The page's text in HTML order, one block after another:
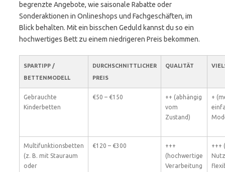
begrenzte Angebote, wie saisonale Rabatte oder
Sonderaktionen in Onlineshops und Fachgeschäften, im
Blick behalten. Mit ein bisschen Geduld kannst du so ein
hochwertiges Bett zu einem niedrigeren Preis bekommen.
SPARTIPP /
BETTENMODELL
DURCHSCHNITTLICHER
PREIS
QUALITÄT
Gebrauchte
Kinderbetten
€50 – €150
++ (abhängig
vom
Zustand)
+
Multifunktionsbetten
(z. B. mit Stauraum
oder
€120 – €300
+++
(hochwertige
Verarbeitung
+++